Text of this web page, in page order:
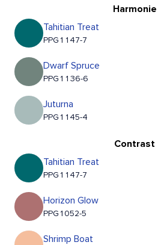
Harmonie
Tahitian Treat
PPG1147-7
Dwarf Spruce
PPG1136-6
Juturna
PPG1145-4
Contrast
Tahitian Treat
PPG1147-7
Horizon Glow
PPG1052-5
Shrimp Boat